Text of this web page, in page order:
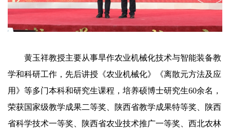
黄玉祥教授主要从事旱作农业机械化技术与智能装备教
学和科研工作，先后讲授《农业机械化》《离散元方法及应
用》等多门本科和研究生课程，培养硕博士研究生60余名，
荣获国家级教学成果二等奖、陕西省教学成果特等奖、陕西
省科学技术一等奖、陕西省农业技术推广一等奖、西北农林